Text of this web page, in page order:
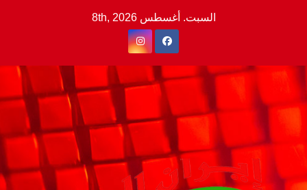
السبت. أغسطس 8th, 2026